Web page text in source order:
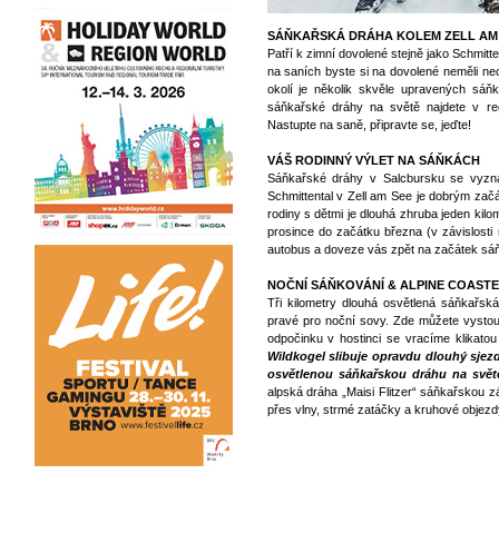
SÁŇKAŘSKÁ DRÁHA KOLEM ZELL
Patří k zimní dovolené stejně jako
na saních byste si na dovolené neměli
okolí je několik skvěle upravených
sáňkařské dráhy na světě najdete v
Nastupte na saně, připravte se, jeďte!
VÁŠ RODINNÝ VÝLET NA SÁŇKÁCH
Sáňkařské dráhy v Salcbursku se
Schmittental v Zell am See je dobrým
rodiny s dětmi je dlouhá zhruba jeden
prosince do začátku března (v
autobus a doveze vás zpět na začátek
NOČNÍ SÁŇKOVÁNÍ & ALPINE
Tři kilometry dlouhá osvětlená
pravé pro noční sovy. Zde můžete
odpočinku v hostinci se vracíme
Wildkogel slibuje opravdu dlouhý
osvětlenou sáňkařskou dráhu na
alpská dráha „Maisi Flitzer“ sáňkařskou
přes vlny, strmé zatáčky a kruhové